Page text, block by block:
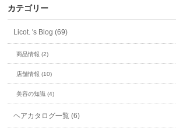
カテゴリー
Licot. 's Blog (69)
商品情報 (2)
店舗情報 (10)
美容の知識 (4)
ヘアカタログ一覧 (6)